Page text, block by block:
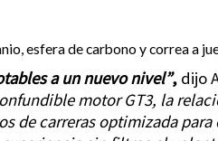
esfera de carbono y correa a
a un nuevo nivel”, dijo
motor GT3, la
de carreras optimizada